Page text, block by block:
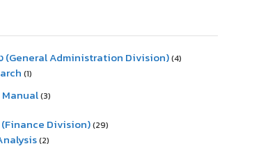
(General Administration Division)(4)
(1)
Manual(3)
Division)(29)
(2)